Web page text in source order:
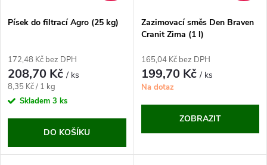
p
r
o
d
u
s
r
o
Písek do filtrací Agro (25 kg)
172,48 Kč bez DPH
208,70 Kč/ ks
Měrná
cena:
8,35 Kč / 1 kg
Skladem 3 ks
DO KOŠÍKU
Zazimovací směs Den Braven
Cranit Zima (1 l)
165,04 Kč bez DPH
199,70 Kč/ ks
Na dotaz
ZOBRAZIT